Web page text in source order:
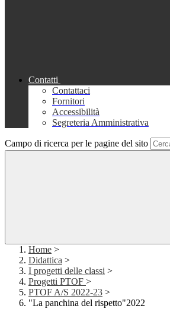
Contatti
Contattaci
Fornitori
Accessibilità
Segreteria Amministrativa
Campo di ricerca per le pagine del sito
Home >
Didattica >
I progetti delle classi >
Progetti PTOF >
PTOF A/S 2022-23 >
"La panchina del rispetto"2022